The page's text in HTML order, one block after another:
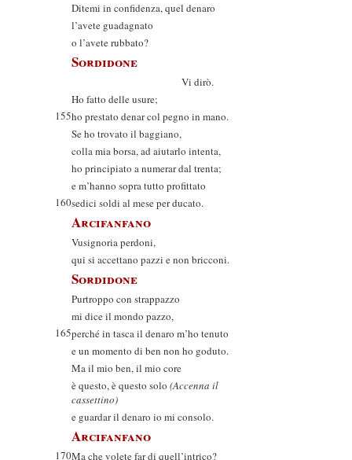
Ditemi in confidenza, quel denaro
l’avete guadagnato
o l’avete rubbato?
Sordidone
Vi dirò.
Ho fatto delle usure;
155ho prestato denar col pegno in mano.
Se ho trovato il baggiano,
colla mia borsa, ad aiutarlo intenta,
ho principiato a numerar dal trenta;
e m’hanno sopra tutto profittato
160sedici soldi al mese per ducato.
Arcifanfano
Vusignoria perdoni,
qui si accettano pazzi e non bricconi.
Sordidone
Purtroppo con strappazzo
mi dice il mondo pazzo,
165perché in tasca il denaro m’ho tenuto
e un momento di ben non ho goduto.
Ma il mio ben, il mio core
è questo, è questo solo (Accenna il
cassettino)
e guardar il denaro io mi consolo.
Arcifanfano
170Ma che volete far di quell’intrico?